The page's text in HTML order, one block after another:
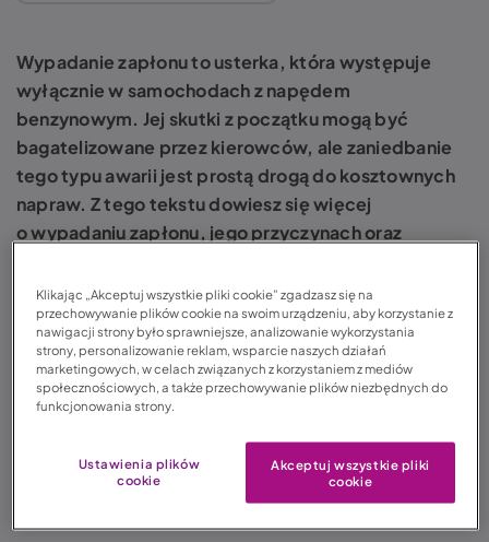
Wypadanie zapłonu to usterka, która występuje
wyłącznie w samochodach z napędem
benzynowym. Jej skutki z początku mogą być
bagatelizowane przez kierowców, ale zaniedbanie
tego typu awarii jest prostą drogą do kosztownych
napraw. Z tego tekstu dowiesz się więcej
o wypadaniu zapłonu, jego przyczynach oraz
Spis treści:
1. Czym jest wypadanie zapłonu?
2. Wypadanie zapłonu – przyczyny
3. Wypadanie zapłonu – objawy
4. Wypadanie zapłonu a naprawa
5. Wypadanie zapłonu na gazie
6. Wypadanie zapłonu. Krótkie podsumowanie
Klikając „Akceptuj wszystkie pliki cookie” zgadzasz się na
przechowywanie plików cookie na swoim urządzeniu, aby korzystanie z
nawigacji strony było sprawniejsze, analizowanie wykorzystania
strony, personalizowanie reklam, wsparcie naszych działań
marketingowych, w celach związanych z korzystaniem z mediów
społecznościowych, a także przechowywanie plików niezbędnych do
funkcjonowania strony.
Ustawienia plików
cookie
Akceptuj wszystkie pliki
cookie